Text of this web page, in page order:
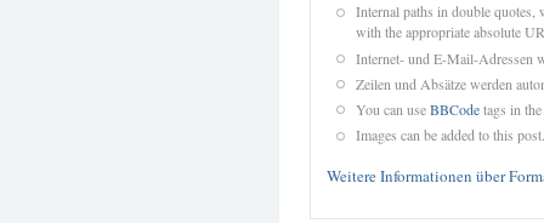
Internal paths in double quotes,
with the appropriate absolute
Internet- und E-Mail-Adressen
Zeilen und Absätze werden
You can useBBCodetags in
Images can be added to this post.
Weitere Informationen über